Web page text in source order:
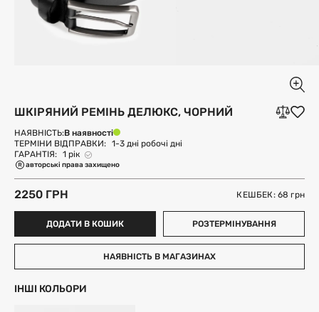
ШКІРЯНИЙ РЕМІНЬ ДЕЛЮКС, ЧОРНИЙ
НАЯВНІСТЬ:В наявності
ТЕРМІНИ ВІДПРАВКИ: 1-3 дні робочі дні
ГАРАНТІЯ: 1 рік
авторські права захищено
2250 ГРН КЕШБЕК: 68грн
ДОДАТИ В КОШИК РОЗТЕРМІНУВАННЯ
НАЯВНІСТЬ В МАГАЗИНАХ
ІНШІ КОЛЬОРИ